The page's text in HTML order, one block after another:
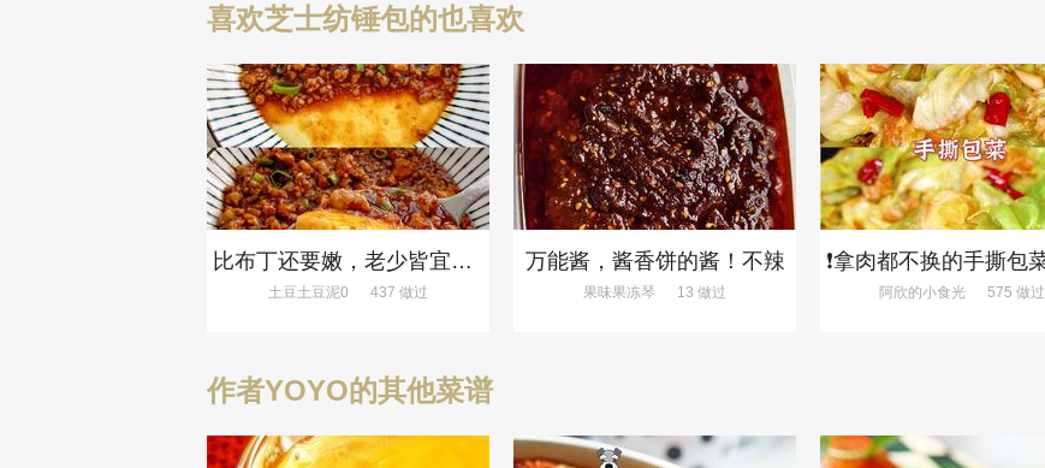
喜欢芝士纺锤包的也喜欢
比布丁还要嫩，老少皆宜的肉沫蒸蛋
土豆土豆泥0 437 做过
万能酱，酱香饼的酱！不辣
果味果冻琴 13 做过 阿欣的小食光575 做过
作者YOYO的其他菜谱